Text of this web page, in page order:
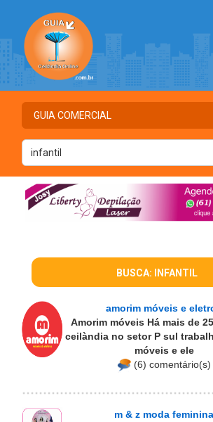
BUSCA: INFANTIL
amorim móveis e
Amorim móveis Há mais de
ceilàndia no setor P sul
móveis e ele
(6) comentário(s)
m & z moda feminina